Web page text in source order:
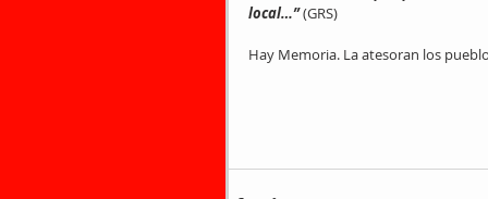
local…” (GRS)
Hay Memoria. La atesoran los